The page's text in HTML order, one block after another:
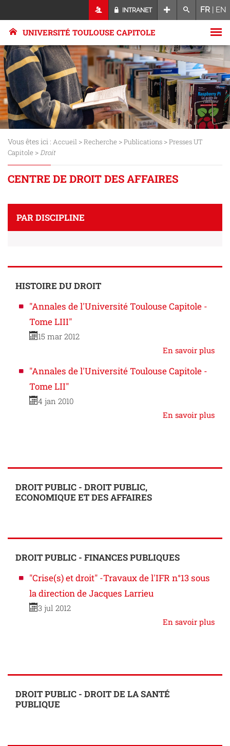
INTRANET FR | EN
UNIVERSITÉ TOULOUSE CAPITOLE
Vous êtes ici : Accueil >Recherche >Publications >Presses UT
Capitole >Droit
CENTRE DE DROIT DES AFFAIRES
PAR DISCIPLINE
HISTOIRE DU DROIT
"Annales de l'Université Toulouse Capitole -
Tome LIII"
15 mar 2012
En savoir plus
"Annales de l'Université Toulouse Capitole -
Tome LII"
4 jan 2010
En savoir plus
DROIT PUBLIC - DROIT PUBLIC,
ECONOMIQUE ET DES AFFAIRES
DROIT PUBLIC - FINANCES PUBLIQUES
"Crise(s) et droit" -Travaux de l'IFR n°13 sous
la direction de Jacques Larrieu
3 jul 2012
En savoir plus
DROIT PUBLIC - DROIT DE LA SANTÉ
PUBLIQUE